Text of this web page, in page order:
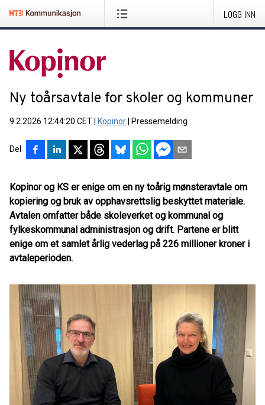
LOGG INN
Ny toårsavtale for skoler og kommuner
9.2.2026 12:44:20 CET Kopinor Pressemelding
Del
Kopinor og KS er enige om en ny toårig mønsteravtale om
kopiering og bruk av opphavsrettslig beskyttet materiale.
Avtalen omfatter både skoleverket og kommunal og
fylkeskommunal administrasjon og drift. Partene er blitt
enige om et samlet årlig vederlag på 226 millioner kroner i
avtaleperioden.